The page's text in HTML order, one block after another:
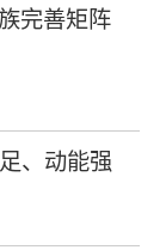
完善矩阵
、动能强